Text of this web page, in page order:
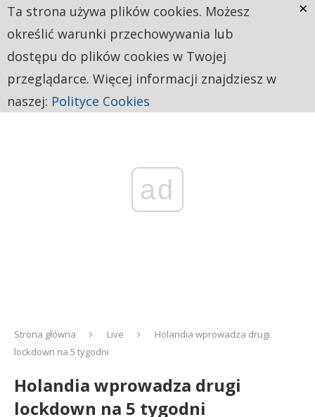
ad
Strona główna Live
Holandia wprowadza drugi
lockdown na 5 tygodni
Holandia wprowadza drugi
lockdown na 5 tygodni
Ta strona używa plików cookies. Możesz
określić warunki przechowywania lub
dostępu do plików cookies w Twojej
przeglądarce. Więcej informacji znajdziesz w
naszej: Polityce Cookies
×